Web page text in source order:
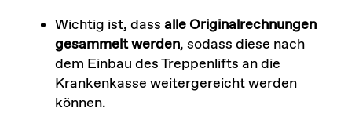
Wichtig ist, dass alle Originalrechnungen
gesammelt werden, sodass diese nach
dem Einbau des Treppenlifts an die
Krankenkasse weitergereicht werden
können.